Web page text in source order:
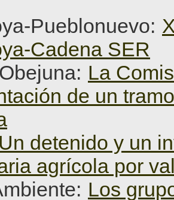
Pueblonuevo:
Cadena SER
La
de un
Un detenido y un
agrícola por
Los